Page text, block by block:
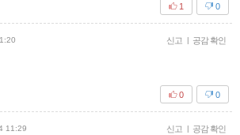
0
1
신고 공감 확인
0
0
11:29 신고 공감 확인